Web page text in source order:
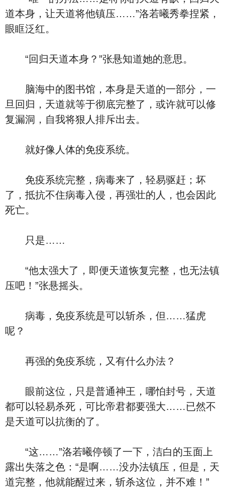
道本身，让天道将他镇压……”洛若曦秀拳捏紧，
眼眶泛红。
“回归天道本身？”张悬知道她的意思。
脑海中的图书馆，本身是天道的一部分，一
旦回归，天道就等于彻底完整了，或许就可以修
复漏洞，自我将狠人排斥出去。
就好像人体的免疫系统。
免疫系统完整，病毒来了，轻易驱赶；坏
了，抵抗不住病毒入侵，再强壮的人，也会因此
死亡。
只是……
“他太强大了，即便天道恢复完整，也无法镇
压吧！”张悬摇头。
病毒，免疫系统是可以斩杀，但……猛虎
呢？
再强的免疫系统，又有什么办法？
眼前这位，只是普通神王，哪怕封号，天道
都可以轻易杀死，可比帝君都要强大……已然不
是天道可以抗衡的了。
“这……”洛若曦停顿了一下，洁白的玉面上
露出失落之色：“是啊……没办法镇压，但是，天
道完整，他就能醒过来，斩杀这位，并不难！”